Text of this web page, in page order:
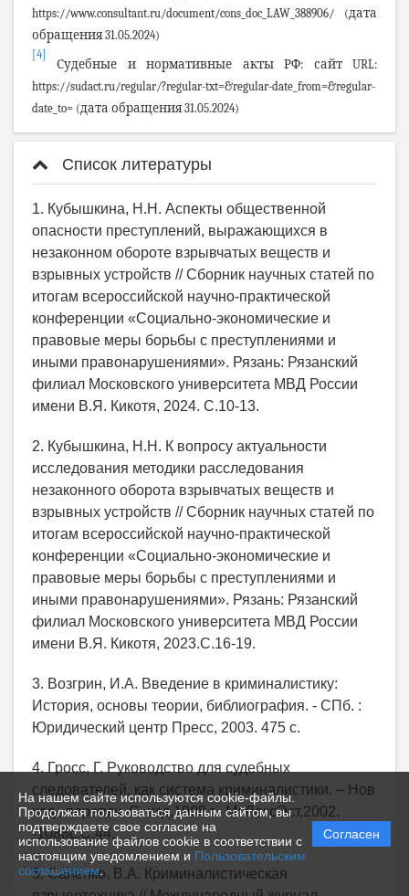
На нашем сайте используются cookie-файлы.
Продолжая пользоваться данным сайтом, вы
подтверждаете свое согласие на
использование файлов cookie в соответствии с
настоящим уведомлением и Пользовательским
соглашением.
Согласен
https://www.consultant.ru/document/cons_doc_LAW_388906/ (дата
обращения 31.05.2024)
[4]
Судебные и нормативные акты РФ: сайт URL:
https://sudact.ru/regular/?regular-txt=&regular-date_from=&regular-
date_to= (дата обращения 31.05.2024)
Список литературы
1. Кубышкина, Н.Н. Аспекты общественной
опасности преступлений, выражающихся в
незаконном обороте взрывчатых веществ и
взрывных устройств // Сборник научных статей по
итогам всероссийской научно-практической
конференции «Социально-экономические и
правовые меры борьбы с преступлениями и
иными правонарушениями». Рязань: Рязанский
филиал Московского университета МВД России
имени В.Я. Кикотя, 2024. С.10-13.
2. Кубышкина, Н.Н. К вопросу актуальности
исследования методики расследования
незаконного оборота взрывчатых веществ и
взрывных устройств // Сборник научных статей по
итогам всероссийской научно-практической
конференции «Социально-экономические и
правовые меры борьбы с преступлениями и
иными правонарушениями». Рязань: Рязанский
филиал Московского университета МВД России
имени В.Я. Кикотя, 2023.С.16-19.
3. Возгрин, И.А. Введение в криминалистику:
История, основы теории, библиография. - СПб. :
Юридический центр Пресс, 2003. 475 с.
4. Гросс, Г. Руководство для судебных
следователей, как система криминалистики. – Нов
изд., перепеч. С. изд.1908 г.- М: ЛексЭст,2002.
-1088с.С.44.
5. Саленко, В.А. Криминалистическая